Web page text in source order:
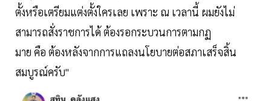
ตั้งหรือเตรียมแต่งตั้งใครเลย เพราะ ณ เวลานี้ ผมยังไม่
สามารถสั่งราชการได้ ต้องรอกระบวนการตามกฏ
มาย คือ ต้องหลังจากการแถลงนโยบายต่อสภาเสร็จสิ้น
สมบูรณ์ครับ"